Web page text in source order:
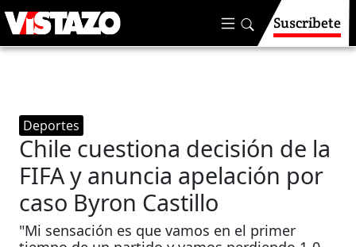
Suscríbete
Deportes
Chile cuestiona decisión de la
FIFA y anuncia apelación por
caso Byron Castillo
"Mi sensación es que vamos en el primer